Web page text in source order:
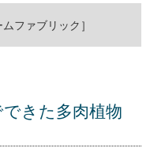
ファブリック］
できた多肉植物